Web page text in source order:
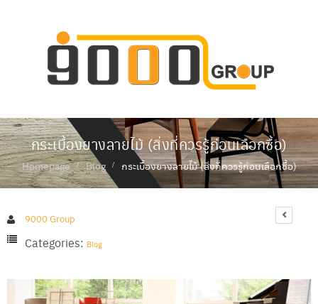
ก
เ
กี่
ย
ว
บ
ร
กระเบื้องยางลายไม้ (สิ่งที่ควรรู้ก่อนเลือกซื้อ)
Homepage Blog กระเบื้องยางลายไม้ (สิ่งที่ควรรู้ก่อนเลือกซื้อ)
9000 Group
Categories: Blog